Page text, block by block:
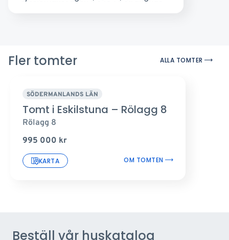
Fler tomter ALLA TOMTER
SÖDERMANLANDS LÄN
Tomt i Eskilstuna – Rölagg 8
Rölagg 8
995 000 kr
KARTA OM TOMTEN
Beställ vår huskatalog